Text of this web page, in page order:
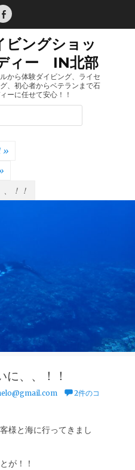
Facebook
ビングショッ
ィー IN北部
から体験ダイビング、ライセ
、初心者からベテランまで石
ーに任せて安心！！
»
！！
、、！！
2件のコ
様と海に行ってきまし
が！！